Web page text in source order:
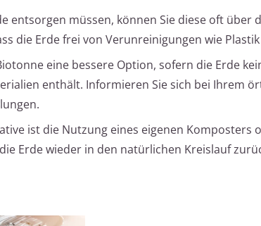
entsorgen müssen, können Sie diese oft über
die Erde frei von Verunreinigungen wie
eine bessere Option, sofern die Erde
enthält. Informieren Sie sich bei Ihrem
ist die Nutzung eines eigenen Komposters
Erde wieder in den natürlichen Kreislauf